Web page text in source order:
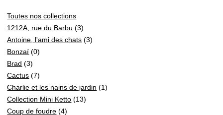
Toutes nos collections
1212A, rue du Barbu (3)
Antoine, l'ami des chats (3)
Bonzaï (0)
Brad (3)
Cactus (7)
Charlie et les nains de jardin (1)
Collection Mini Ketto (13)
Coup de foudre (4)